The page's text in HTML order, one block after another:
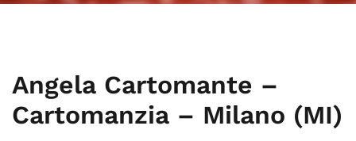
Angela Cartomante –
Cartomanzia – Milano (MI)